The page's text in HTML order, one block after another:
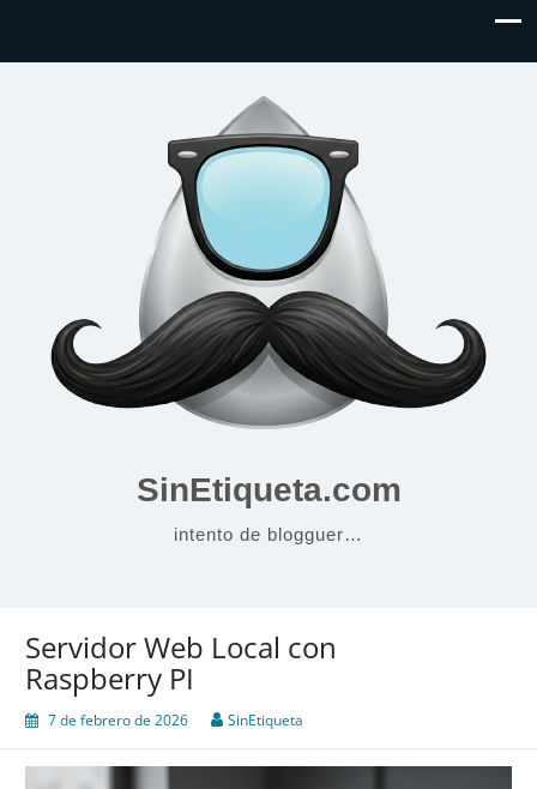
SinEtiqueta.com
intento de blogguer…
Servidor Web Local con
Raspberry PI
7 de febrero de 2026 SinEtiqueta